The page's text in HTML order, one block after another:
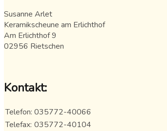
Susanne Arlet
Keramikscheune am Erlichthof
Am Erlichthof 9
02956 Rietschen
Kontakt:
Telefon: 035772-40066
Telefax: 035772-40104